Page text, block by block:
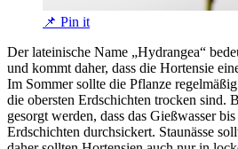
📌 Pin it
Der lateinische Name „Hydrangea“
und kommt daher, dass die Hortensie
Im Sommer sollte die Pflanze
die obersten Erdschichten trocken sind.
gesorgt werden, dass das Gießwasser
Erdschichten durchsickert. Staunässe